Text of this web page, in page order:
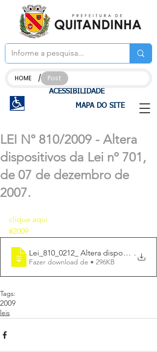
ACESSIBILIDADE
MAPA DO SITE
HOME / Post
LEI N° 810/2009 - Altera
dispositivos da Lei nº 701,
de 07 de dezembro de
2007.
clique aqui
#2009
Lei_810_0212_ Altera dispositivos da
.
Fazer download de • 296KB
Tags:
2009
leis